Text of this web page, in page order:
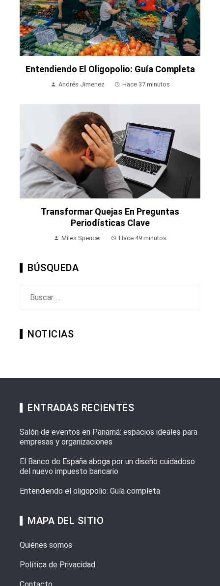
Entendiendo El Oligopolio: Guía Completa
Andrés Jimenez Hace 37 minutos
Transformar Quejas En Preguntas
Periodísticas Clave
Miles Spencer Hace 49 minutos
BÚSQUEDA
NOTICIAS
ENTRADAS RECIENTES
Salón de eventos en Panamá: espacios ideales para
empresas y organizaciones
El Banco de España aboga por un diseño cuidadoso
del nuevo impuesto bancario
Entendiendo el oligopolio: Guía completa
MAPA DEL SITIO
Quiénes somos
Política de Privacidad